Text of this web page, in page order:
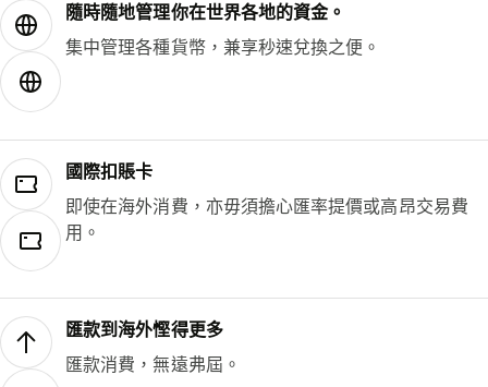
隨時隨地管理你在世界各地的資金。
集中管理各種貨幣，兼享秒速兌換之便。
國際扣賬卡
即使在海外消費，亦毋須擔心匯率提價或高昂交易費
用。
匯款到海外慳得更多
匯款消費，無遠弗屆。